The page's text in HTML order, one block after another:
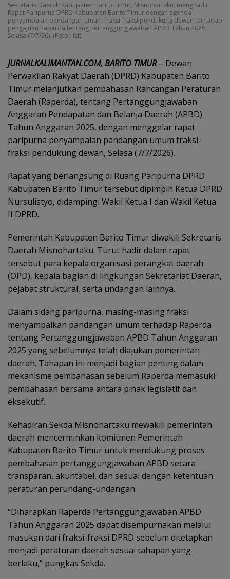
Sekretaris Daerah Kabupaten Barito Timur, Misnohartaku, menghadiri
Rapat Paripurna DPRD Kabupaten Barito Timur dengan agenda
penyampaian pandangan umum fraksi-fraksi pendukung dewan terhadap
pengajuan Raperda tentang Pertanggungjawaban APBD Tahun 2025,
Selasa (7/7/26). (Foto : Ist)
JURNALKALIMANTAN.COM, BARITO TIMUR– Dewan
Perwakilan Rakyat Daerah (DPRD) Kabupaten Barito
Timur melanjutkan pembahasan Rancangan Peraturan
Daerah (Raperda), tentang Pertanggungjawaban
Anggaran Pendapatan dan Belanja Daerah (APBD)
Tahun Anggaran 2025, dengan menggelar rapat
paripurna penyampaian pandangan umum fraksi-
fraksi pendukung dewan, Selasa (7/7/2026).
Rapat yang berlangsung di Ruang Paripurna DPRD
Kabupaten Barito Timur tersebut dipimpin Ketua DPRD
Nursulistyo, didampingi Wakil Ketua I dan Wakil Ketua
II DPRD.
Pemerintah Kabupaten Barito Timur diwakili Sekretaris
Daerah Misnohartaku. Turut hadir dalam rapat
tersebut para kepala organisasi perangkat daerah
(OPD), kepala bagian di lingkungan Sekretariat Daerah,
pejabat struktural, serta undangan lainnya.
Dalam sidang paripurna, masing-masing fraksi
menyampaikan pandangan umum terhadap Raperda
tentang Pertanggungjawaban APBD Tahun Anggaran
2025 yang sebelumnya telah diajukan pemerintah
daerah. Tahapan ini menjadi bagian penting dalam
mekanisme pembahasan sebelum Raperda memasuki
pembahasan bersama antara pihak legislatif dan
eksekutif.
Kehadiran Sekda Misnohartaku mewakili pemerintah
daerah mencerminkan komitmen Pemerintah
Kabupaten Barito Timur untuk mendukung proses
pembahasan pertanggungjawaban APBD secara
transparan, akuntabel, dan sesuai dengan ketentuan
peraturan perundang-undangan.
“Diharapkan Raperda Pertanggungjawaban APBD
Tahun Anggaran 2025 dapat disempurnakan melalui
masukan dari fraksi-fraksi DPRD sebelum ditetapkan
menjadi peraturan daerah sesuai tahapan yang
berlaku,” pungkas Sekda.